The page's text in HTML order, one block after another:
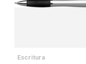
Escritura